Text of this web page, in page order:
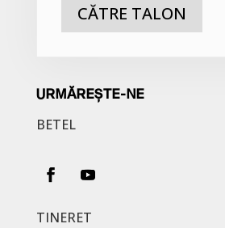
CĂTRE TALON
URMĂREȘTE-NE
BETEL
TINERET